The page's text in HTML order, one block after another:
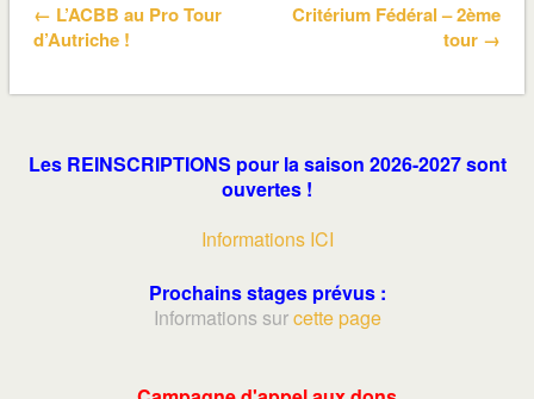
← L’ACBB au Pro Tour
d’Autriche !
Critérium Fédéral – 2ème
tour →
Les REINSCRIPTIONS pour la saison 2026-2027 sont
ouvertes !
Informations ICI
Prochains stages prévus :
Informations surcette page